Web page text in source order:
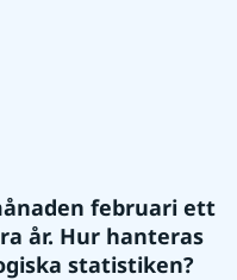
februari ett
år. Hur hanteras
statistiken?